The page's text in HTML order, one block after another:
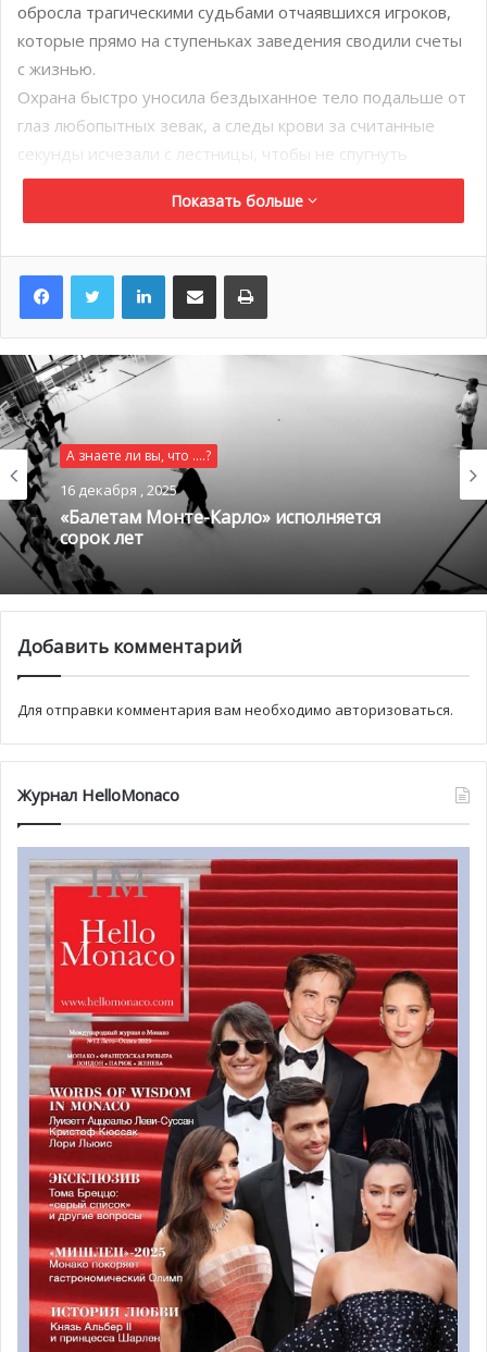
обросла трагическими судьбами отчаявшихся игроков,
которые прямо на ступеньках заведения сводили счеты
с жизнью.
Охрана быстро уносила бездыханное тело подальше от
глаз любопытных зевак, а следы крови за считанные
секунды исчезали с лестницы, чтобы не спугнуть
посетителей. Поговаривали даже о том, что охранники
казино нарочно набивали пиджаки
достопримечательности Монако.
Существование кладбища самоубийц доказывают
заметки в газетах из разных стран. Так, автор статей в
Los Angeles Herald в апреле 1907 года посетил и описал
это место. По его словам, именно там хоронили
проигравшихся в пух и прах посетителей знаменитого
казино.
Политика игорного заведения не позволяла раскрывать
имена самоубийц, даже смотрителю кладбища не
позволялось комментировать число захоронений.
«Если на надгробии была выгравирована буква S, то
перед вами могила самоубийцы, такая же отметка
оставалась в регистрационных записях кладбища». В
основном, это были молодые люди в возрасте от 35 до
45 лет разных национальностей. Автор отмечает, что
«самым популярным местом самоубийств был обрыв у
церкви в Ла-Кондамин. Но с тех пор, как там поставили
металлическую ограду, самоубийцы стали
выбирать другие способы: яд либо револьвер». По
подсчетам, проведенным в то время, выяснилось, что
каждую неделю в княжестве происходило по меньшей
мере три самоубийства.
Тем не менее, до сих пор нет никаких доказательств
того, что уровень самоубийств в Монако был самым
высоким. В местных газетах едва ли упоминались
трагические истории, которые каким-либо образом
могли быть связаны с игорным заведением Монако.
Показать больше
LinkedInПоделиться по электронной почте Распечатать
А знаете ли вы, что ....?
16 декабря , 2025
«Балетам Монте-Карло» исполняется
сорок лет
Добавить комментарий
Для отправки комментария вам необходимо авторизоваться.
Журнал HelloMonaco